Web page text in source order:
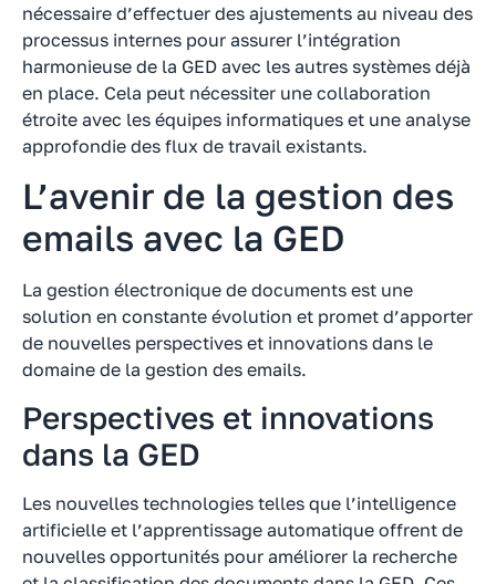
nécessaire d’effectuer des ajustements au niveau des
processus internes pour assurer l’intégration
harmonieuse de la GED avec les autres systèmes déjà
en place. Cela peut nécessiter une collaboration
étroite avec les équipes informatiques et une analyse
approfondie des flux de travail existants.
L’avenir de la gestion des
emails avec la GED
La gestion électronique de documents est une
solution en constante évolution et promet d’apporter
de nouvelles perspectives et innovations dans le
domaine de la gestion des emails.
Perspectives et innovations
dans la GED
Les nouvelles technologies telles que l’intelligence
artificielle et l’apprentissage automatique offrent de
nouvelles opportunités pour améliorer la recherche